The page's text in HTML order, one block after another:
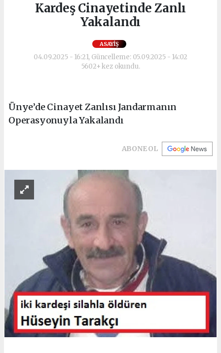
Kardeş Cinayetinde Zanlı
Yakalandı
ASAYIŞ
04.09.2025 - 16:21, Güncelleme: 05.09.2025 - 14:02
5602+ kez okundu.
Ünye’de Cinayet Zanlısı Jandarmanın
Operasyonuyla Yakalandı
ABONE OL